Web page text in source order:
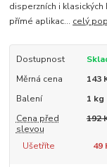
disperzních i
přímé aplikac... celý
Dostupnost
Měrná cena
143
Balení
1 kg
Cena před
slevou
192
Ušetříte 49